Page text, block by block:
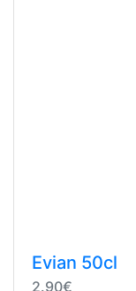
Evian 50cl
2.90€